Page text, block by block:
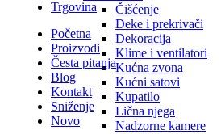
Čišćenje
Deke i prekrivači
Dekoracija
Klime i ventilatori
Kućna zvona
Kućni satovi
Kupatilo
Lična njega
Nadzorne kamere
Trgovina
Početna
Proizvodi
Česta pitanja
Blog
Kontakt
Sniženje
Novo